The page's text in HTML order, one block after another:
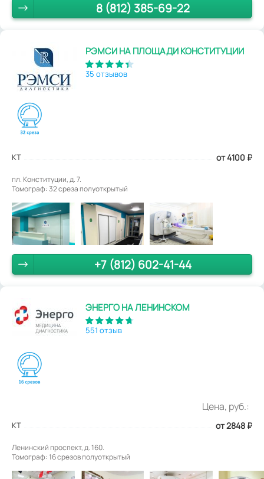
8 (812) 385-69-22
РЭМСИ НА ПЛОЩАДИ КОНСТИТУЦИИ
35 отзывов
КТ от 4100 ₽
пл. Конституции, д. 7.
Томограф: 32 среза полуоткрытый
+7 (812) 602-41-44
ЭНЕРГО НА ЛЕНИНСКОМ
551 отзыв
Цена, руб.:
КТ от 2848 ₽
Ленинский проспект, д. 160.
Томограф: 16 срезов полуоткрытый